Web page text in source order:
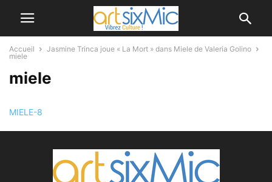
Accueil
Jasmine Trinca joue « La Mort » dans Miele de Valeria Golino
miele
miele
MIELE-8